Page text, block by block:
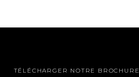
TÉLÉCHARGER NOTRE BROCHURE